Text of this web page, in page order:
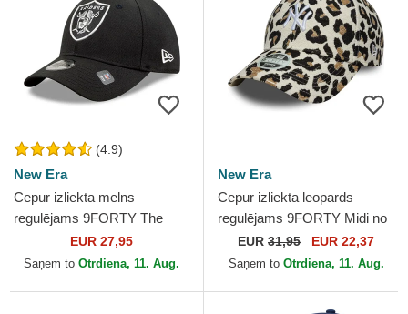
(4.9)
New Era
Cepur izliekta melns
regulējams 9FORTY The
League no Las Vegas
Raiders NFL no New Era
EUR 27,95
Saņem to Otrdiena, 11. Aug.
New Era
Cepur izliekta leopards
regulējams 9FORTY Midi no
New York Yankees MLB no
New Era
EUR 31,95 EUR 22,37
Saņem to Otrdiena, 11. Aug.